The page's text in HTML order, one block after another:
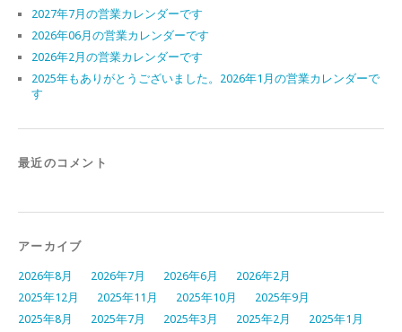
2027年7月の営業カレンダーです
2026年06月の営業カレンダーです
2026年2月の営業カレンダーです
2025年もありがとうございました。2026年1月の営業カレンダーで
す
最近のコメント
アーカイブ
2026年8月 2026年7月 2026年6月
2026年2月
2025年12月
2025年11月 2025年10月
2025年9月
2025年8月
2025年7月 2025年3月 2025年2月
2025年1月